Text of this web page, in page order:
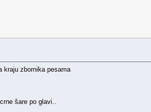
kraju zbornika pesama
šare po glavi..